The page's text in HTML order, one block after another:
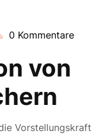
0 Kommentare
von
Vorstellungskraft